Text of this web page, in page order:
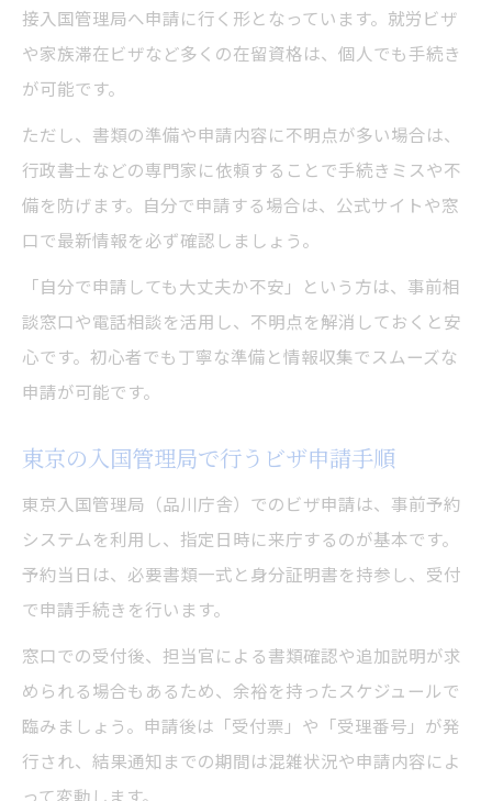
法
ビザ申請時の混雑回避と東京都の事前予約
術
東京都で効率良くビザ申請を進める戦略
忙しい時期にビザ申請の待機を減らすコツ
ビザ申請の審査期間短縮に役立つ東京都の
工夫
接入国管理局へ申請に行く形となっています。就労ビザ
や家族滞在ビザなど多くの在留資格は、個人でも手続き
が可能です。
ただし、書類の準備や申請内容に不明点が多い場合は、
行政書士などの専門家に依頼することで手続きミスや不
備を防げます。自分で申請する場合は、公式サイトや窓
口で最新情報を必ず確認しましょう。
「自分で申請しても大丈夫か不安」という方は、事前相
談窓口や電話相談を活用し、不明点を解消しておくと安
心です。初心者でも丁寧な準備と情報収集でスムーズな
申請が可能です。
東京の入国管理局で行うビザ申請手順
東京入国管理局（品川庁舎）でのビザ申請は、事前予約
システムを利用し、指定日時に来庁するのが基本です。
予約当日は、必要書類一式と身分証明書を持参し、受付
で申請手続きを行います。
窓口での受付後、担当官による書類確認や追加説明が求
められる場合もあるため、余裕を持ったスケジュールで
臨みましょう。申請後は「受付票」や「受理番号」が発
行され、結果通知までの期間は混雑状況や申請内容によ
って変動します。